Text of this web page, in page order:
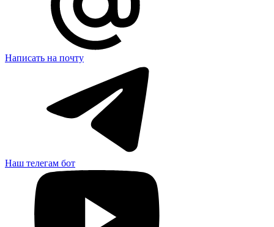
Написать на почту
Наш телегам бот